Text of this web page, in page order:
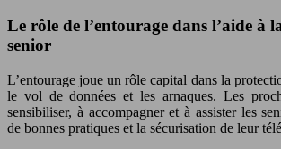
Le rôle de l’entourage dans l’aide à
senior
L’entourage joue un rôle capital dans la
le vol de données et les arnaques. Les
sensibiliser, à accompagner et à assister les
de bonnes pratiques et la sécurisation de leur